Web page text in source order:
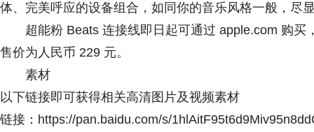
体、完美呼应的设备组合，如同你的音乐风格一般，尽
超能粉 Beats 连接线即日起可通过 apple.com 购
售价为人民币 229 元。
素材
以下链接即可获得相关高清图片及视频素材
链接：https://pan.baidu.com/s/